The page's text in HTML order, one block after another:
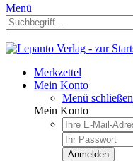
Menü
Merkzettel
Mein Konto
Menü schließen
Mein Konto
Anmelden